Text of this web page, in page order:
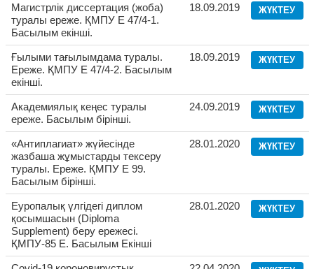
Магистрлік диссертация (жоба)
туралы ереже. ҚМПУ Е 47/4-1.
Басылым екінші.
18.09.2019 ЖҮКТЕУ
Ғылыми тағылымдама туралы.
Ереже. ҚМПУ Е 47/4-2. Басылым
екінші.
18.09.2019 ЖҮКТЕУ
Академиялық кеңес туралы
ереже. Басылым бірінші.
24.09.2019 ЖҮКТЕУ
«Антиплагиат» жүйесінде
жазбаша жұмыстарды тексеру
туралы. Ереже. ҚМПУ Е 99.
Басылым бірінші.
28.01.2020 ЖҮКТЕУ
Еуропалық үлгідегі диплом
қосымшасын (Diploma
Supplement) беру ережесі.
ҚМПУ-85 Е. Басылым Екінші
28.01.2020 ЖҮКТЕУ